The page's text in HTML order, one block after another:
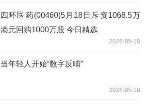
四环医药(00460)5月18日斥资1068.5万
港元回购1000万股 今日精选
2026-05-18
当年轻人开始“数字反哺”
2026-05-18